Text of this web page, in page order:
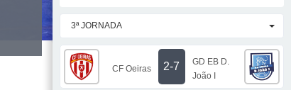
3ª JORNADA
CF Oeiras 2-7
GD EB D.
João I